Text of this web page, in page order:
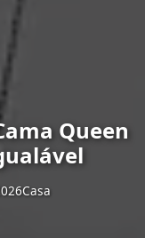
Queen
Casa